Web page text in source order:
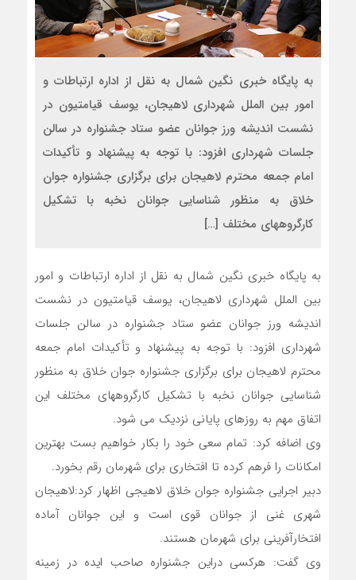
به پایگاه خبری نگین شمال به نقل از اداره ارتباطات و
امور بین الملل شهرداری لاهیجان، یوسف قیامتیون در
نشست اندیشه ورز جوانان عضو ستاد جشنواره در سالن
جلسات شهرداری افزود: با توجه به پیشنهاد و تأکیدات
امام جمعه محترم لاهیجان برای برگزاری جشنواره جوان
خلاق به منظور شناسایی جوانان نخبه با تشکیل
کارگروههای مختلف […]
به پایگاه خبری نگین شمال به نقل از اداره ارتباطات و امور
بین الملل شهرداری لاهیجان، یوسف قیامتیون در نشست
اندیشه ورز جوانان عضو ستاد جشنواره در سالن جلسات
شهرداری افزود: با توجه به پیشنهاد و تأکیدات امام جمعه
محترم لاهیجان برای برگزاری جشنواره جوان خلاق به منظور
شناسایی جوانان نخبه با تشکیل کارگروههای مختلف این
اتفاق مهم به روزهای پایانی نزدیک می شود.
وی اضافه کرد: تمام سعی خود را بکار خواهیم بست بهترین
امکانات را فرهم کرده تا افتخاری برای شهرمان رقم بخورد.
دبیر اجرایی جشنواره جوان خلاق لاهیجی اظهار کرد:لاهیجان
شهری غنی از جوانان قوی است و این جوانان آماده
افتخارآفرینی برای شهرمان هستند.
وی گفت: هرکسی دراین جشنواره صاحب ایده در زمینه